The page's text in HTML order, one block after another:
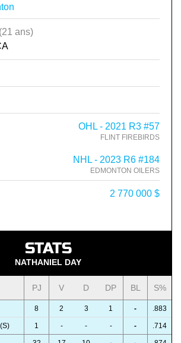
(21 ans)
OHL - 2021 R3 #57
FLINT FIREBIRDS
NHL - 2023 R6 #184
EDMONTON OILERS
2 770 000 $
STATS
NATHANIEL DAY
PJ V D DP BL S%
8 2 3 1 - .883
1 - - - - .714